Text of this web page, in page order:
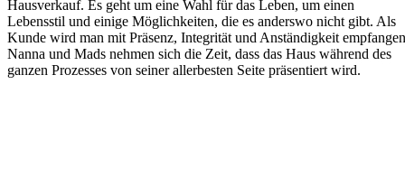
Hausverkauf. Es geht um eine Wahl für das Leben, um einen
Lebensstil und einige Möglichkeiten, die es anderswo nicht gibt. Als
Kunde wird man mit Präsenz, Integrität und Anständigkeit
Nanna und Mads nehmen sich die Zeit, dass das Haus während des
ganzen Prozesses von seiner allerbesten Seite präsentiert wird.